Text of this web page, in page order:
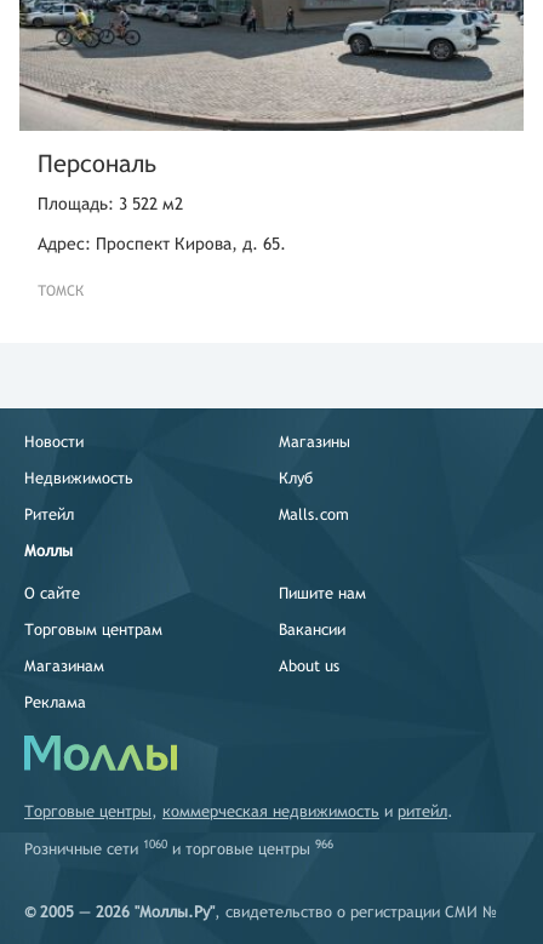
Персональ
Площадь: 3 522 м2
Адрес: Проспект Кирова, д. 65.
ТОМСК
Новости
Недвижимость
Ритейл
Моллы
Магазины
Клуб
Malls.com
О сайте
Торговым центрам
Магазинам
Реклама
Пишите нам
Вакансии
About us
Торговые центры, коммерческая недвижимость и ритейл.
Розничные сети 1060 и торговые центры 966
© 2005 — 2026 "Моллы.Ру", свидетельство о регистрации СМИ №